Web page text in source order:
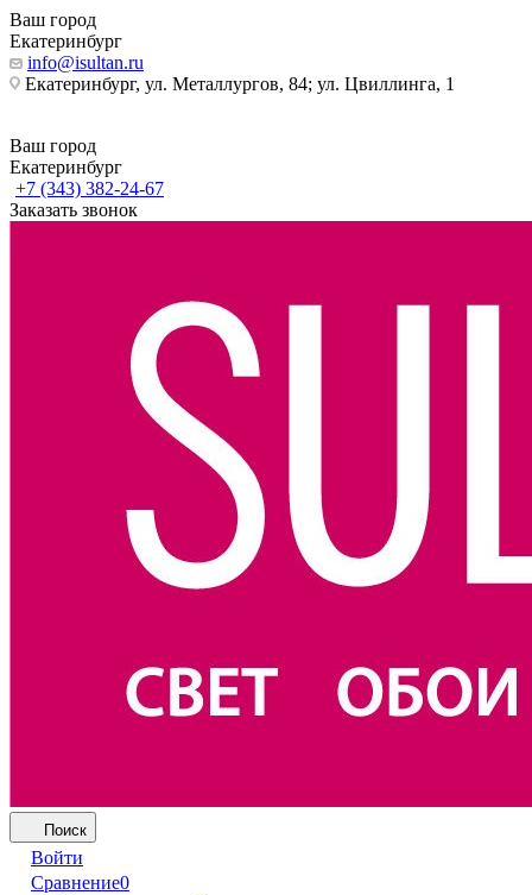
Ваш город
Екатеринбург
info@isultan.ru
Екатеринбург, ул. Металлургов, 84; ул. Цвиллинга, 1
Ваш город
Екатеринбург
+7 (343) 382-24-67
Заказать звонок
Поиск
Войти
Сравнение0